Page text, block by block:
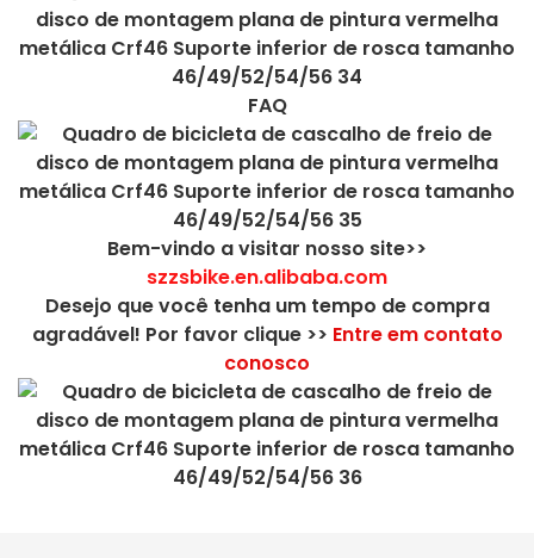
FAQ
Bem-vindo a visitar nosso site>>
szzsbike.en.alibaba.com
Desejo que você tenha um tempo de compra
agradável! Por favor clique >> Entre em contato
conosco